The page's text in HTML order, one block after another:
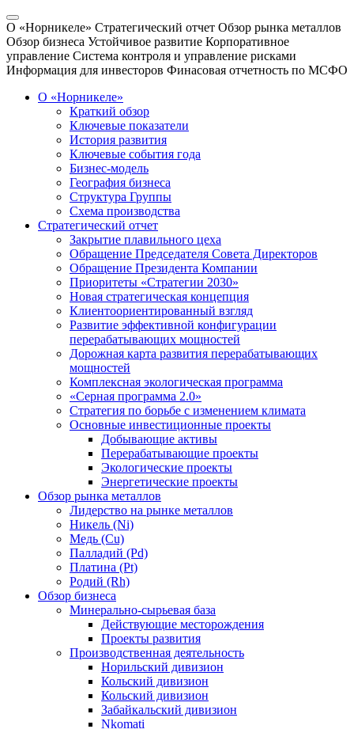
О «Норникеле» Стратегический отчет Обзор рынка металлов
Обзор бизнеса Устойчивое развитие Корпоративное
управление Система контроля и управление рисками
Информация для инвесторов Финасовая отчетность по МСФО
О «Норникеле»
Краткий обзор
Ключевые показатели
История развития
Ключевые события года
Бизнес-модель
География бизнеса
Структура Группы
Схема производства
Стратегический отчет
Закрытие плавильного цеха
Обращение Председателя Совета Директоров
Обращение Президента Компании
Приоритеты «Стратегии 2030»
Новая стратегическая концепция
Клиентоориентированный взгляд
Развитие эффективной конфигурации
перерабатывающих мощностей
Дорожная карта развития перерабатывающих
мощностей
Комплексная экологическая программа
«Серная программа 2.0»
Стратегия по борьбе с изменением климата
Основные инвестиционные проекты
Добывающие активы
Перерабатывающие проекты
Экологические проекты
Энергетические проекты
Обзор рынка металлов
Лидерство на рынке металлов
Никель (Ni)
Медь (Cu)
Палладий (Pd)
Платина (Pt)
Родий (Rh)
Обзор бизнеса
Минерально-сырьевая база
Действующие месторождения
Проекты развития
Производственная деятельность
Норильский дивизион
Кольский дивизион
Кольский дивизион
Забайкальский дивизион
Nkomati